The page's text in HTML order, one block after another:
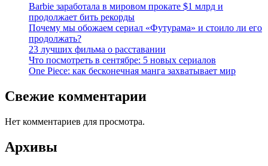
Barbie заработала в мировом прокате $1 млрд и
продолжает бить рекорды
Почему мы обожаем сериал «Футурама» и стоило ли его
продолжать?
23 лучших фильма о расставании
Что посмотреть в сентябре: 5 новых сериалов
One Piece: как бесконечная манга захватывает мир
Свежие комментарии
Нет комментариев для просмотра.
Архивы